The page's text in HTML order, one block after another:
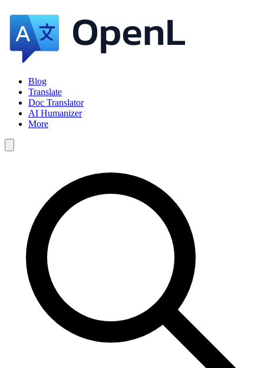
Blog
Translate
Doc Translator
AI Humanizer
More